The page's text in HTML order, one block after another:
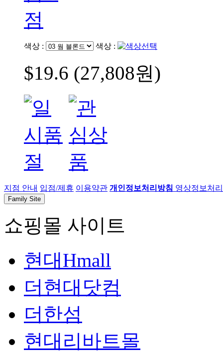
색상 : 색상 :
$19.6 (27,808원)
지점 안내 입점/제휴 이용약관 개인정보처리방침 영상정보처
Family Site
쇼핑몰 사이트
현대Hmall
더현대닷컴
더한섬
현대리바트몰